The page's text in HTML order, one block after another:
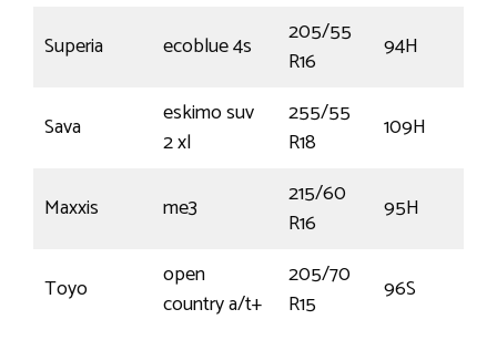
Superia ecoblue 4s
205/55
R16
94H
Sava
eskimo suv
2 xl
255/55
R18
109H
Maxxis me3
215/60
R16
95H
Toyo
open
country a/t+
205/70
R15
96S